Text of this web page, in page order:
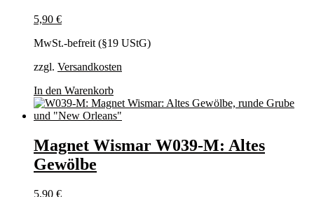
5,90 €
MwSt.-befreit (§19 UStG)
zzgl. Versandkosten
In den Warenkorb
Magnet Wismar W039-M: Altes
Gewölbe
5,90 €